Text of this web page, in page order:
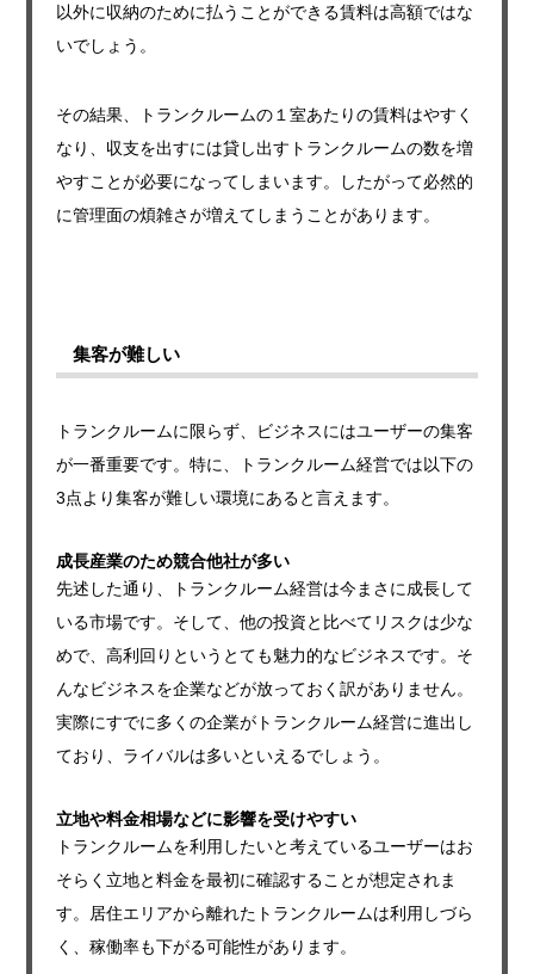
以外に収納のために払うことができる賃料は高額ではな
いでしょう。
その結果、トランクルームの１室あたりの賃料はやすく
なり、収支を出すには貸し出すトランクルームの数を増
やすことが必要になってしまいます。したがって必然的
に管理面の煩雑さが増えてしまうことがあります。
集客が難しい
トランクルームに限らず、ビジネスにはユーザーの集客
が一番重要です。特に、トランクルーム経営では以下の
3点より集客が難しい環境にあると言えます。
成長産業のため競合他社が多い
先述した通り、トランクルーム経営は今まさに成長して
いる市場です。そして、他の投資と比べてリスクは少な
めで、高利回りというとても魅力的なビジネスです。そ
んなビジネスを企業などが放っておく訳がありません。
実際にすでに多くの企業がトランクルーム経営に進出し
ており、ライバルは多いといえるでしょう。
立地や料金相場などに影響を受けやすい
トランクルームを利用したいと考えているユーザーはお
そらく立地と料金を最初に確認することが想定されま
す。居住エリアから離れたトランクルームは利用しづら
く、稼働率も下がる可能性があります。